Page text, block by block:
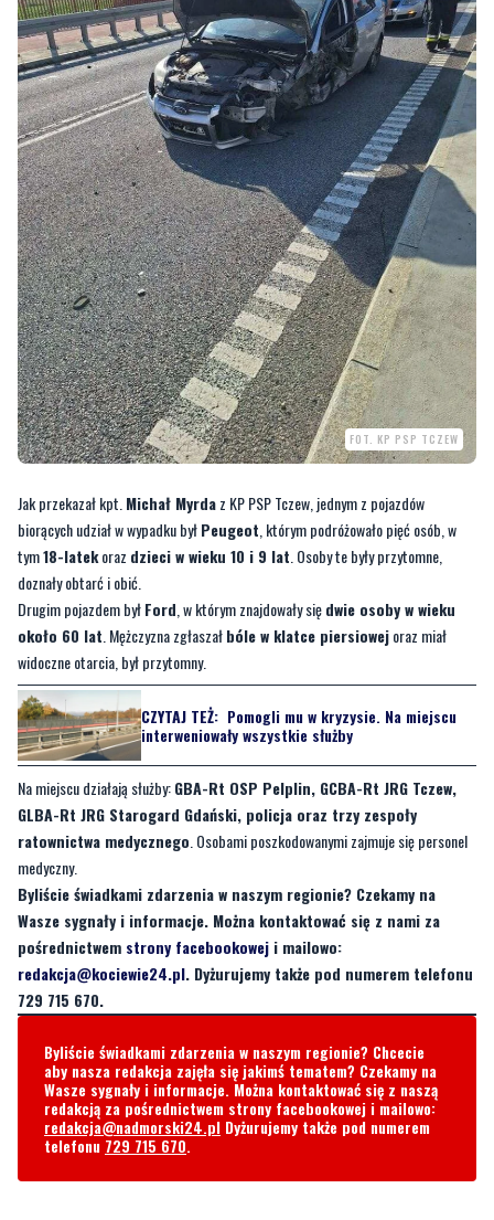
FOT. KP PSP TCZEW
Jak przekazał kpt.Michał Myrdaz KP PSP Tczew, jednym z pojazdów
biorących udział w wypadku byłPeugeot, którym podróżowało pięć osób, w
doznały obtarć i obić.
Drugim pojazdem byłFord, w którym znajdowały siędwie osoby w wieku
około 60 lat. Mężczyzna zgłaszał bóle w klatce piersiowejoraz miał
widoczne otarcia, był przytomny.
CZYTAJ TEŻ: Pomogli mu w kryzysie. Na miejscu
interweniowały wszystkie służby
Na miejscu działają służby:GBA-Rt OSP Pelplin, GCBA-Rt JRG Tczew,
GLBA-Rt JRG Starogard Gdański, policja oraz trzy zespoły
ratownictwa medycznego. Osobami poszkodowanymi zajmuje się personel
medyczny.
Byliście świadkami zdarzenia w naszym regionie? Czekamy na
Wasze sygnały i informacje. Można kontaktować się z nami za
pośrednictwem
redakcja@kociewie24.pl. Dyżurujemy także pod numerem telefonu
729 715 670.
Byliście świadkami zdarzenia w naszym regionie? Chcecie
aby nasza redakcja zajęła się jakimś tematem? Czekamy na
Wasze sygnały i informacje. Można kontaktować się z naszą
redakcja@nadmorski24.plDyżurujemy także pod numerem
telefonu729 715 670.
Komentarze